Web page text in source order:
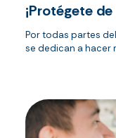
¡Protégete
Por todas partes
se dedican a hacer